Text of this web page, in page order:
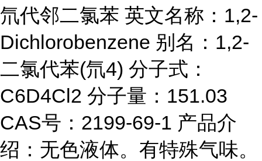
氘代邻二氯苯 英文名称：1,2-
Dichlorobenzene 别名：1,2-
二氯代苯(氘4) 分子式：
C6D4Cl2 分子量：151.03
CAS号：2199-69-1 产品介
绍：无色液体。有特殊气味。